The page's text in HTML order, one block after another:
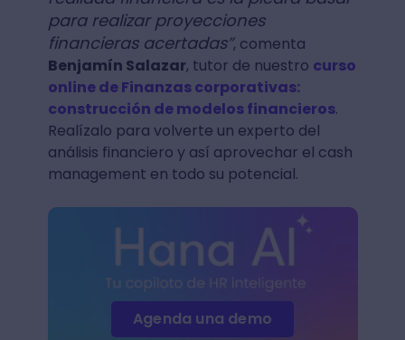
para realizar proyecciones
financieras acertadas”, comenta
Benjamín Salazar, tutor de nuestro curso
online de Finanzas corporativas:
construcción de modelos financieros.
Realízalo para volverte un experto del
análisis financiero y así aprovechar el cash
management en todo su potencial.
Agenda una demo